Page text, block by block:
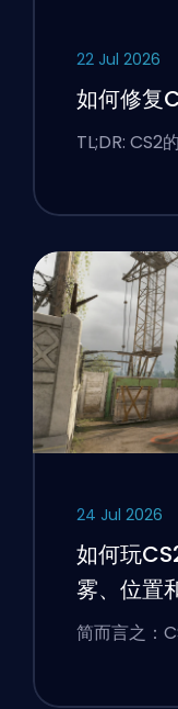
22 Jul 2026
如何修复
TL;DR: CS2
24 Jul 2026
如何玩
雾、位置
简而言之：